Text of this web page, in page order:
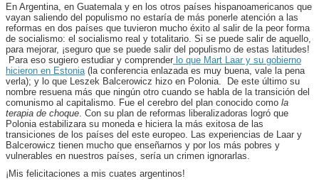
En Argentina, en Guatemala y en los otros países hispanoamericanos que
vayan saliendo del populismo no estaría de más ponerle atención a las
reformas en dos países que tuvieron mucho éxito al salir de la peor forma
de socialismo: el socialismo real y totalitario. Si se puede salir de aquello,
para mejorar, ¡seguro que se puede salir del populismo de estas latitudes!
Para eso sugiero estudiar y comprender lo que Mart Laar y su gobierno
hicieron en Estonia (la conferencia enlazada es muy buena, vale la pena
verla); y lo que Leszek Balcerowicz hizo en Polonia. De este último su
nombre resuena más que ningún otro cuando se habla de la transición del
comunismo al capitalismo. Fue el cerebro del plan conocido como la
terapia de choque . Con su plan de reformas liberalizadoras logró que
Polonia estabilizara su moneda e hiciera la más exitosa de las
transiciones de los países del este europeo. Las experiencias de Laar y
Balcerowicz tienen mucho que enseñarnos y por los más pobres y
vulnerables en nuestros países, sería un crimen ignorarlas.
¡Mis felicitaciones a mis cuates argentinos!